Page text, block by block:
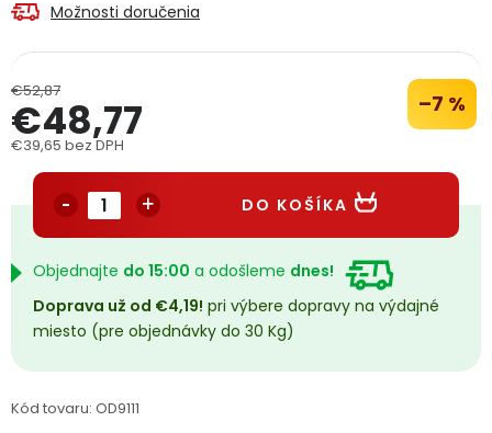
Obchodné podmienky Reklamačný poriadok
Podmienky ochrany osobných údajov
Přihlášení
Možnosti doručenia
€52,87 –7 %
€48,77
€39,65 bez DPH
DO KOŠÍKA
Objednajte do 15:00 a odošleme dnes!
Doprava už od €4,19! pri výbere dopravy na výdajné
miesto (pre objednávky do 30 Kg)
Kód tovaru: OD9111